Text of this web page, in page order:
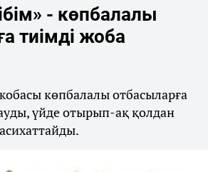
- көпбалалы
тиімді жоба
көпбалалы отбасыларға
үйде отырып-ақ қолдан